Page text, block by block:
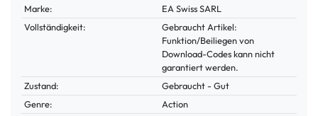
Marke:
EA Swiss SARL
Vollständigkeit:
Gebraucht Artikel:
Funktion/Beiliegen von
Download-Codes kann nicht
garantiert werden.
Zustand:
Gebraucht - Gut
Genre:
Action